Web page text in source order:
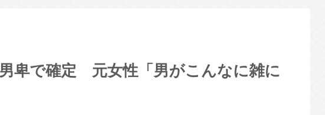
卑で確定 元女性「男がこんなに雑に